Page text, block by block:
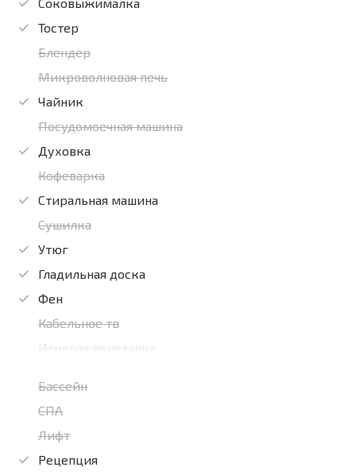
Тостер
Блендер
Микроволновая печь
Чайник
Посудомоечная машина
Духовка
Кофеварка
Стиральная машина
Сушилка
Утюг
Гладильная доска
Фен
Кабельное тв
Игровая приставка
Бассейн
СПА
Лифт
Рецепция